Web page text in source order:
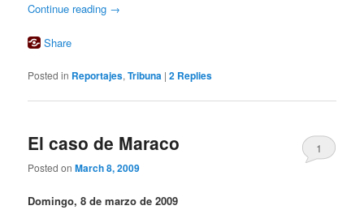
Continue reading →
Share
Posted in Reportajes,Tribuna |2 Replies
El caso de Maraco
Posted onMarch 8, 2009
1
Domingo, 8 de marzo de 2009